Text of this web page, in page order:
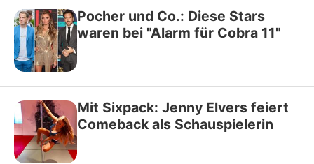
Pocher und Co.: Diese Stars
waren bei "Alarm für Cobra 11"
Mit Sixpack: Jenny Elvers feiert
Comeback als Schauspielerin